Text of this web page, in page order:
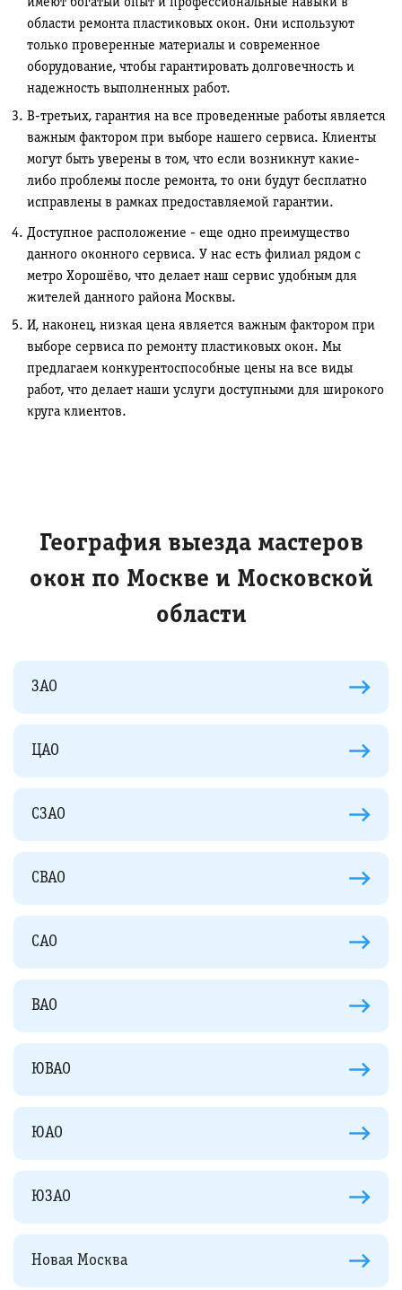
имеют богатый опыт и профессиональные навыки в
области ремонта пластиковых окон. Они используют
только проверенные материалы и современное
оборудование, чтобы гарантировать долговечность и
надежность выполненных работ.
В-третьих, гарантия на все проведенные работы является
важным фактором при выборе нашего сервиса. Клиенты
могут быть уверены в том, что если возникнут какие-
либо проблемы после ремонта, то они будут бесплатно
исправлены в рамках предоставляемой гарантии.
Доступное расположение - еще одно преимущество
данного оконного сервиса. У нас есть филиал рядом с
метро Хорошёво, что делает наш сервис удобным для
жителей данного района Москвы.
И, наконец, низкая цена является важным фактором при
выборе сервиса по ремонту пластиковых окон. Мы
предлагаем конкурентоспособные цены на все виды
работ, что делает наши услуги доступными для широкого
круга клиентов.
География выезда мастеров
окон по Москве и Московской
области
ЗАО
ЦАО
СЗАО
СВАО
САО
ВАО
ЮВАО
ЮАО
ЮЗАО
Новая Москва